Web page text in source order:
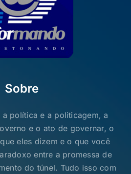
Sobre
a política e a politicagem, a
e o ato de governar, o
eles dizem e o que você
entre a promessa de
do túnel. Tudo isso com